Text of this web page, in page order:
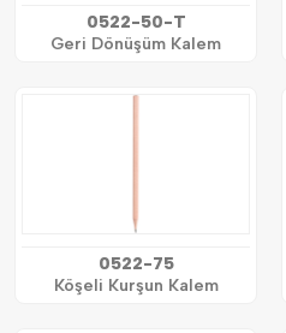
0522-50-T
Geri Dönüşüm Kalem
0522-75
Köşeli Kurşun Kalem